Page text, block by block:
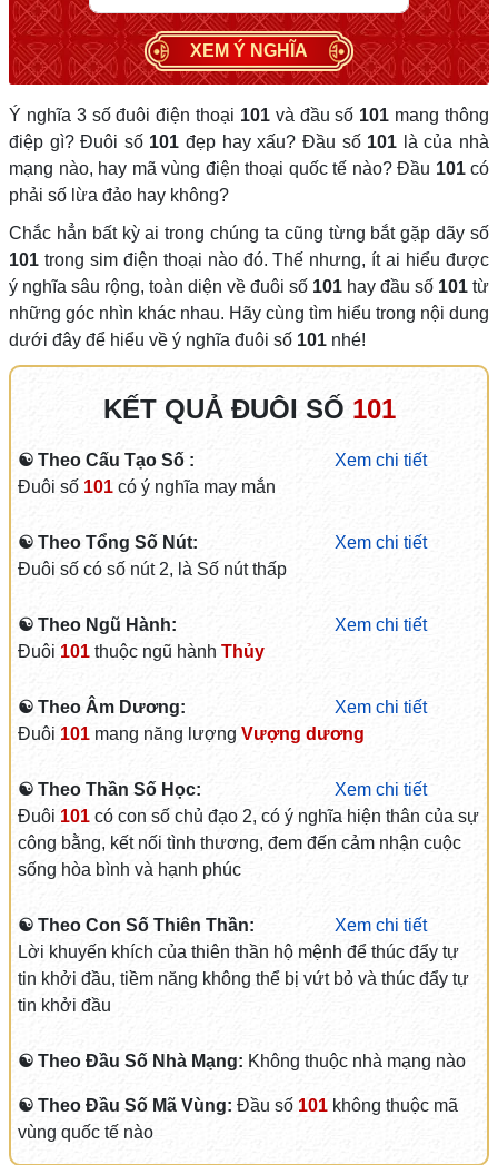
XEM Ý NGHĨA
Ý nghĩa 3 số đuôi điện thoại 101và đầu số 101 mang thông
điệp gì? Đuôi số 101 đẹp hay xấu? Đầu số 101 là của nhà
mạng nào, hay mã vùng điện thoại quốc tế nào? Đầu 101có
phải số lừa đảo hay không?
Chắc hẳn bất kỳ ai trong chúng ta cũng từng bắt gặp dãy số
101 trong sim điện thoại nào đó. Thế nhưng, ít ai hiểu được
ý nghĩa sâu rộng, toàn diện về đuôi số 101 hay đầu số 101 từ
những góc nhìn khác nhau. Hãy cùng tìm hiểu trong nội dung
dưới đây để hiểu về ý nghĩa đuôi số 101 nhé!
KẾT QUẢ ĐUÔI SỐ 101
☯ Theo Cấu Tạo Số :
Xem chi tiết
Đuôi số 101có ý nghĩa may mắn
☯ Theo Tổng Số Nút:
Xem chi tiết
Đuôi số có số nút 2, là Số nút thấp
☯ Theo Ngũ Hành:
Xem chi tiết
Đuôi 101thuộc ngũ hành Thủy
☯ Theo Âm Dương:
Xem chi tiết
Đuôi 101mang năng lượng Vượng dương
☯ Theo Thần Số Học:
Xem chi tiết
Đuôi 101có con số chủ đạo 2, có ý nghĩa hiện thân của sự
công bằng, kết nối tình thương, đem đến cảm nhận cuộc
sống hòa bình và hạnh phúc
☯ Theo Con Số Thiên Thần:
Xem chi tiết
Lời khuyến khích của thiên thần hộ mệnh để thúc đẩy tự
tin khởi đầu, tiềm năng không thể bị vứt bỏ và thúc đẩy tự
tin khởi đầu
☯ Theo Đầu Số Nhà Mạng: Không thuộc nhà mạng nào
☯ Theo Đầu Số Mã Vùng: Đầu số 101không thuộc mã
vùng quốc tế nào